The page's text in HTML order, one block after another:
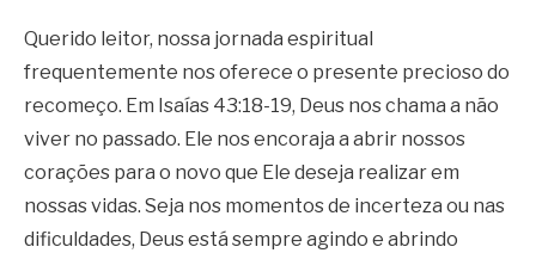
Querido leitor, nossa jornada espiritual
frequentemente nos oferece o presente precioso do
recomeço. Em Isaías 43:18-19, Deus nos chama a não
viver no passado. Ele nos encoraja a abrir nossos
corações para o novo que Ele deseja realizar em
nossas vidas. Seja nos momentos de incerteza ou nas
dificuldades, Deus está sempre agindo e abrindo